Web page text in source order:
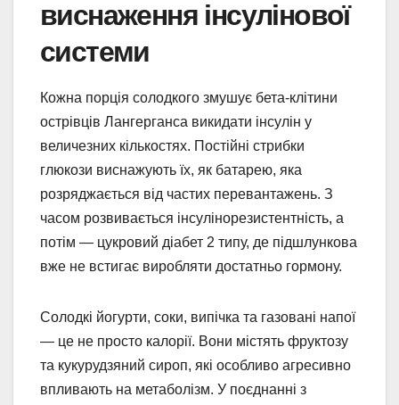
виснаження інсулінової
системи
Кожна порція солодкого змушує бета-клітини
острівців Лангерганса викидати інсулін у
величезних кількостях. Постійні стрибки
глюкози виснажують їх, як батарею, яка
розряджається від частих перевантажень. З
часом розвивається інсулінорезистентність, а
потім — цукровий діабет 2 типу, де підшлункова
вже не встигає виробляти достатньо гормону.
Солодкі йогурти, соки, випічка та газовані напої
— це не просто калорії. Вони містять фруктозу
та кукурудзяний сироп, які особливо агресивно
впливають на метаболізм. У поєднанні з